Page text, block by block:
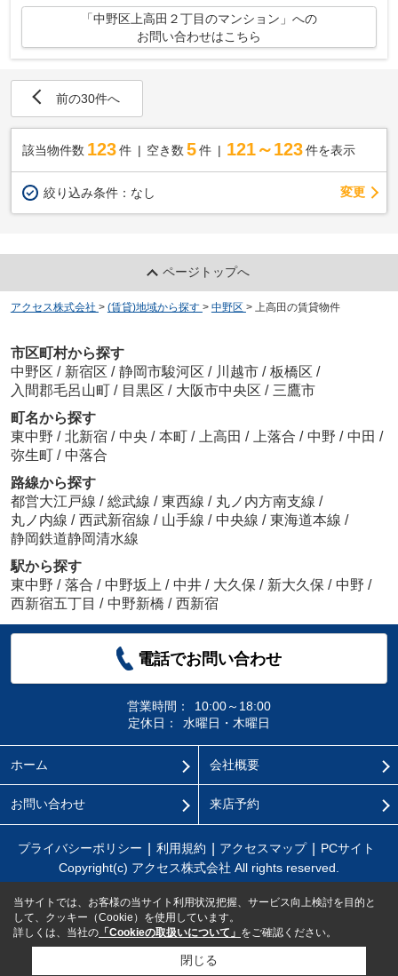
「中野区上高田２丁目のマンション」への
お問い合わせはこちら
前の30件へ
該当物件数 123件 空き数 5 件 121～123 件を表示
絞り込み条件： なし 変更
ページトップへ
アクセス株式会社 > (賃貸)地域から探す > 中野区 > 上高田の賃貸物件
市区町村から探す
中野区 / 新宿区 / 静岡市駿河区 / 川越市 / 板橋区 /
入間郡毛呂山町 / 目黒区 / 大阪市中央区 / 三鷹市
町名から探す
東中野 / 北新宿 / 中央 / 本町 / 上高田 / 上落合 / 中野 / 中田 /
弥生町 / 中落合
路線から探す
都営大江戸線 / 総武線 / 東西線 / 丸ノ内方南支線 /
丸ノ内線 / 西武新宿線 / 山手線 / 中央線 / 東海道本線 /
静岡鉄道静岡清水線
駅から探す
東中野 / 落合 / 中野坂上 / 中井 / 大久保 / 新大久保 / 中野 /
西新宿五丁目 / 中野新橋 / 西新宿
電話でお問い合わせ
営業時間：
10:00～18:00
定休日：
水曜日・木曜日
ホーム 会社概要
お問い合わせ 来店予約
プライバシーポリシー 利用規約 アクセスマップ
PCサイト
Copyright(c) アクセス株式会社 All rights reserved.
当サイトでは、お客様の当サイト利用状況把握、サービス向上検討を目的と
して、クッキー（Cookie）を使用しています。
詳しくは、当社の 「Cookieの取扱いについて」 をご確認ください。
閉じる